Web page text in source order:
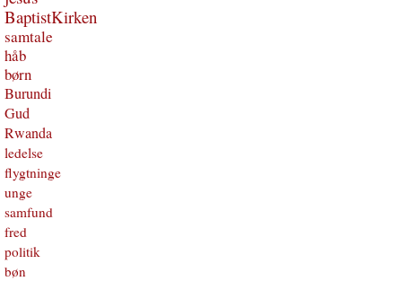
BaptistKirken
samtale
håb
børn
Burundi
Gud
Rwanda
ledelse
flygtninge
unge
samfund
fred
politik
bøn